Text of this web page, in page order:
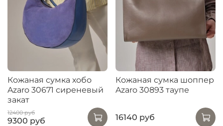
Кожаная сумка хобо
Azaro 30671 сиреневый
закат
12400 руб
9300 руб
Кожаная сумка шоппер
Azaro 30893 таупе
16140 руб